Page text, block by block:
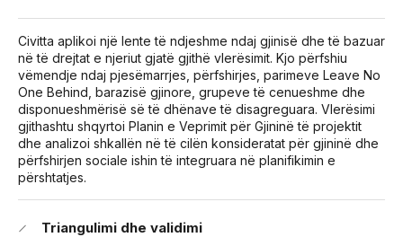
Civitta aplikoi një lente të ndjeshme ndaj gjinisë dhe të bazuar
në të drejtat e njeriut gjatë gjithë vlerësimit. Kjo përfshiu
vëmendje ndaj pjesëmarrjes, përfshirjes, parimeve Leave No
One Behind, barazisë gjinore, grupeve të cenueshme dhe
disponueshmërisë së të dhënave të disagreguara. Vlerësimi
gjithashtu shqyrtoi Planin e Veprimit për Gjininë të projektit
dhe analizoi shkallën në të cilën konsideratat për gjininë dhe
përfshirjen sociale ishin të integruara në planifikimin e
përshtatjes.
Triangulimi dhe validimi